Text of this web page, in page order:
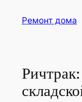
Ремонт дома